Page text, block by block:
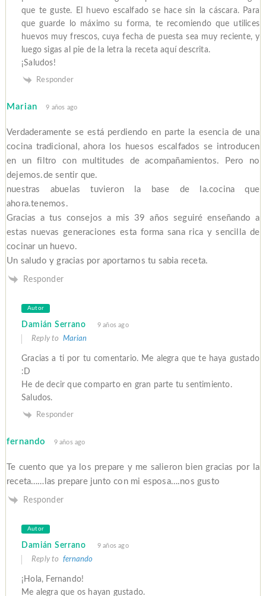
que te guste. El huevo escalfado se hace sin la cáscara. Para
que guarde lo máximo su forma, te recomiendo que utilices
huevos muy frescos, cuya fecha de puesta sea muy reciente, y
luego sigas al pie de la letra la receta aquí descrita.
¡Saludos!
Responder
Marian 9 años ago
Verdaderamente se está perdiendo en parte la esencia de una
cocina tradicional, ahora los huesos escalfados se introducen
en un filtro con multitudes de acompañamientos. Pero no
dejemos.de sentir que.
nuestras abuelas tuvieron la base de la.cocina que
ahora.tenemos.
Gracias a tus consejos a mis 39 años seguiré enseñando a
estas nuevas generaciones esta forma sana rica y sencilla de
cocinar un huevo.
Un saludo y gracias por aportarnos tu sabia receta.
Responder
Autor
Damián Serrano 9 años ago
Reply to Marian
Gracias a ti por tu comentario. Me alegra que te haya gustado
:D
He de decir que comparto en gran parte tu sentimiento.
Saludos.
Responder
fernando 9 años ago
Te cuento que ya los prepare y me salieron bien gracias por la
receta……las prepare junto con mi esposa….nos gusto
Responder
Autor
Damián Serrano 9 años ago
Reply to fernando
¡Hola, Fernando!
Me alegra que os hayan gustado.